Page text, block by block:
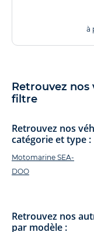
à
Retrouvez nos
filtre
Retrouvez nos
catégorie et type :
Motomarine SEA-
DOO
Retrouvez nos
par modèle :